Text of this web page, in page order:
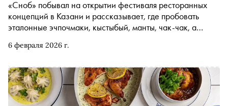
6 февраля 2026 г.
«Сноб» побывал на открытии фестиваля ресторанных
концепций в Казани и рассказывает, где пробовать
эталонные эчпочмаки, кыстыбый, манты, чак-чак, а